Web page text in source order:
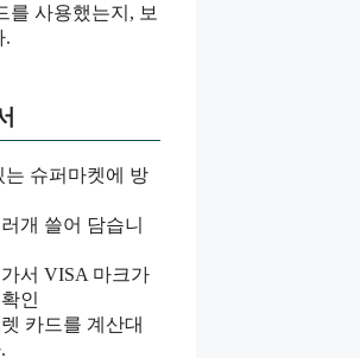
를 사용했는지, 보
.
는 슈퍼마켓에 방
개 쓸어 담습니
서 VISA 마크가
인
카드를 계산대